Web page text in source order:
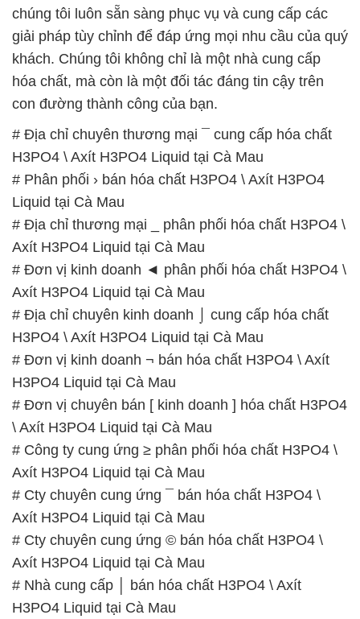
chúng tôi luôn sẵn sàng phục vụ và cung cấp các
giải pháp tùy chỉnh để đáp ứng mọi nhu cầu của quý
khách. Chúng tôi không chỉ là một nhà cung cấp
hóa chất, mà còn là một đối tác đáng tin cậy trên
con đường thành công của bạn.
# Địa chỉ chuyên thương mại ¯ cung cấp hóa chất
H3PO4 \ Axít H3PO4 Liquid tại Cà Mau
# Phân phối › bán hóa chất H3PO4 \ Axít H3PO4
Liquid tại Cà Mau
# Địa chỉ thương mại _ phân phối hóa chất H3PO4 \
Axít H3PO4 Liquid tại Cà Mau
# Đơn vị kinh doanh ◄ phân phối hóa chất H3PO4 \
Axít H3PO4 Liquid tại Cà Mau
# Địa chỉ chuyên kinh doanh ⌡ cung cấp hóa chất
H3PO4 \ Axít H3PO4 Liquid tại Cà Mau
# Đơn vị kinh doanh ¬ bán hóa chất H3PO4 \ Axít
H3PO4 Liquid tại Cà Mau
# Đơn vị chuyên bán [ kinh doanh ] hóa chất H3PO4
\ Axít H3PO4 Liquid tại Cà Mau
# Công ty cung ứng ≥ phân phối hóa chất H3PO4 \
Axít H3PO4 Liquid tại Cà Mau
# Cty chuyên cung ứng ¯ bán hóa chất H3PO4 \
Axít H3PO4 Liquid tại Cà Mau
# Cty chuyên cung ứng © bán hóa chất H3PO4 \
Axít H3PO4 Liquid tại Cà Mau
# Nhà cung cấp │ bán hóa chất H3PO4 \ Axít
H3PO4 Liquid tại Cà Mau